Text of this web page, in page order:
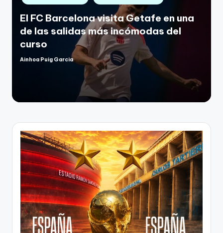
El FC Barcelona visita Getafe en una
de las salidas más incómodas del
curso
Ainhoa Puig Garcia